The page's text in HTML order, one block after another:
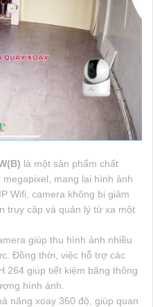
là một sản phẩm chất
mang lại hình ảnh
Wifi, camera không bị giảm
truy cập và quản lý từ xa một
giúp thu hình ảnh nhiều
Đồng thời, việc hỗ trợ các
giúp tiết kiệm băng thông
hình ảnh.
năng xoay 360 độ, giúp quan